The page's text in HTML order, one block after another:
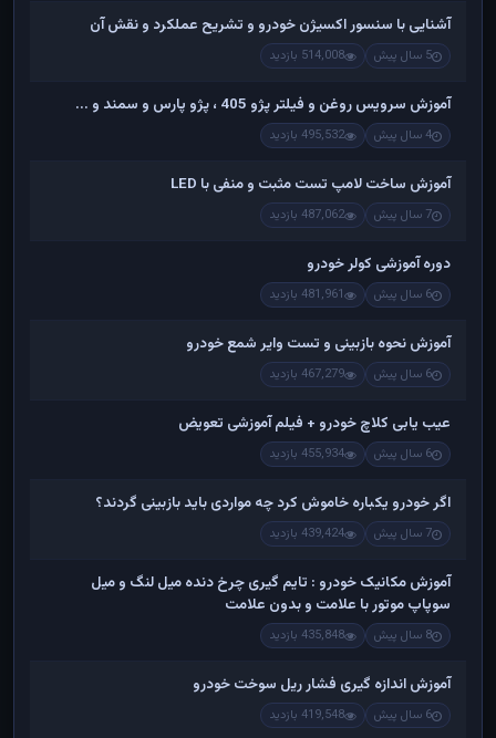
آشنایی با سنسور اکسیژن خودرو و تشریح عملکرد و نقش آن
5 سال پیش 514,008 بازدید
آموزش سرویس روغن و فیلتر پژو 405 ، پژو پارس و سمند و ...
4 سال پیش 495,532 بازدید
آموزش ساخت لامپ تست مثبت و منفی با LED
7 سال پیش 487,062 بازدید
دوره آموزشی کولر خودرو
6 سال پیش 481,961 بازدید
آموزش نحوه بازبینی و تست وایر شمع خودرو
6 سال پیش 467,279 بازدید
عیب یابی کلاچ خودرو + فیلم آموزشی تعویض
6 سال پیش 455,934 بازدید
اگر خودرو یکباره خاموش کرد چه مواردی باید بازبینی گردند؟
7 سال پیش 439,424 بازدید
آموزش مکانیک خودرو : تایم گیری چرخ دنده میل لنگ و میل
سوپاپ موتور با علامت و بدون علامت
8 سال پیش 435,848 بازدید
آموزش اندازه گیری فشار ریل سوخت خودرو
6 سال پیش 419,548 بازدید